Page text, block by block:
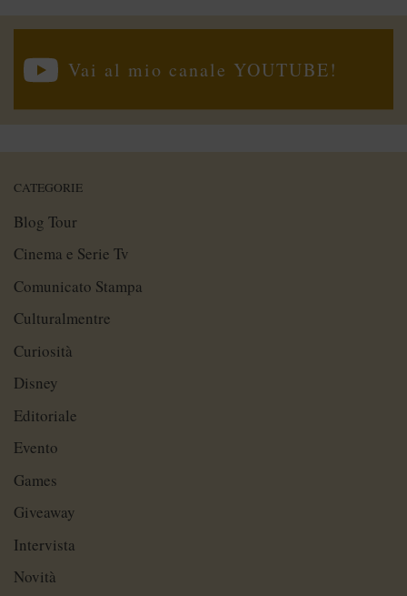
Vai al mio canale YOUTUBE!
CATEGORIE
Blog Tour
Cinema e Serie Tv
Comunicato Stampa
Culturalmentre
Curiosità
Disney
Editoriale
Evento
Games
Giveaway
Intervista
Novità